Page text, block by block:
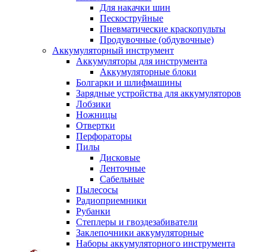
Для накачки шин
Пескоструйные
Пневматические краскопульты
Продувочные (обдувочные)
Аккумуляторный инструмент
Аккумуляторы для инструмента
Аккумуляторные блоки
Болгарки и шлифмашины
Зарядные устройства для аккумуляторов
Лобзики
Ножницы
Отвертки
Перфораторы
Пилы
Дисковые
Ленточные
Сабельные
Пылесосы
Радиоприемники
Рубанки
Степлеры и гвоздезабиватели
Заклепочники аккумуляторные
Наборы аккумуляторного инструмента